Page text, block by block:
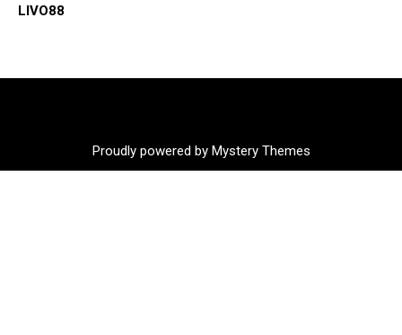
LIVO88
Proudly powered by Mystery Themes